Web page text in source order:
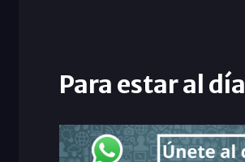
Para estar al día